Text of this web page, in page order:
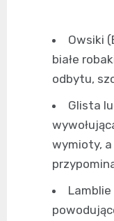
Owsiki
białe
odbytu,
Glista
wymioty,